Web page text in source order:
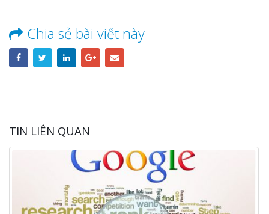
Chia sẻ bài viết này
TIN LIÊN QUAN